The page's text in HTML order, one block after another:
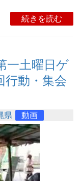
続きを読む
一土曜日ゲ
動・集会
県 動画